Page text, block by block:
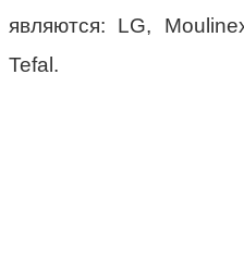
являются: LG,
Tefal.